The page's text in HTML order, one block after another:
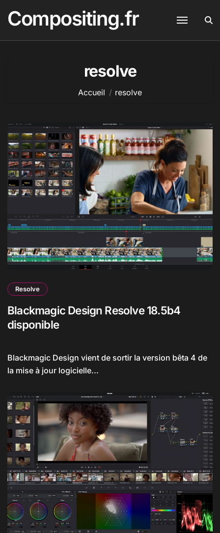
contenu
Compositing.fr
resolve
Accueil resolve
Resolve
Blackmagic Design Resolve 18.5b4
disponible
Blackmagic Design vient de sortir la version bêta 4 de
la mise à jour logicielle...